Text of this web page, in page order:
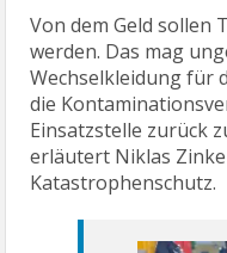
Von dem Geld sollen
werden. Das mag
Wechselkleidung für
die
Einsatzstelle zurück
erläutert Niklas
Katastrophenschutz.